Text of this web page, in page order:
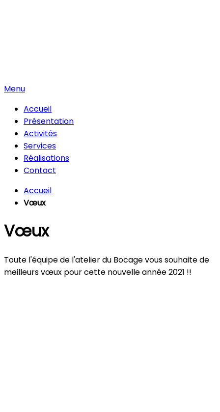
Menu
Accueil
Présentation
Activités
Services
Réalisations
Contact
Accueil
Vœux
Vœux
Toute l'équipe de l'atelier du Bocage vous souhaite de
meilleurs vœux pour cette nouvelle année 2021 !!